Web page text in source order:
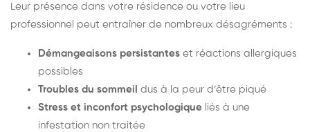
Leur présence dans votre résidence ou votre lieu
professionnel peut entraîner de nombreux désagréments :
Démangeaisons persistantes et réactions allergiques
possibles
Troubles du sommeil dus à la peur d’être piqué
Stress et inconfort psychologique liés à une
infestation non traitée